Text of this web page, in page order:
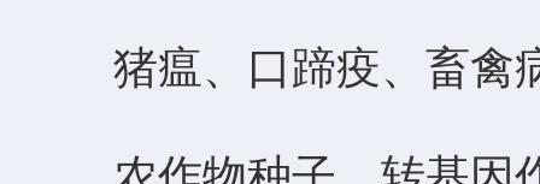
猪瘟、口蹄疫、畜禽